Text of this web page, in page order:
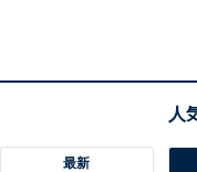
華やかな結婚、そ
きた人生
最新